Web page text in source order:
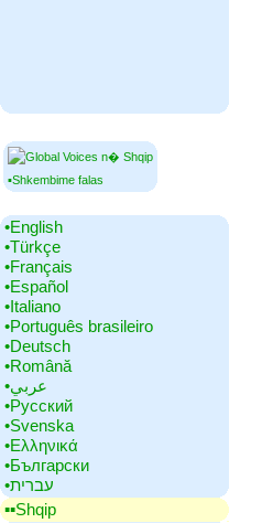
▪Shkembime falas
•‎English
•‎Türkçe
•‎Français
•‎Español
•‎Italiano
•‎Português brasileiro
•‎Deutsch
•‎Română
•‎عربي
•‎Русский
•‎Svenska
•‎Ελληνικά
•‎Български
•‎עברית
▪▪‎Shqip